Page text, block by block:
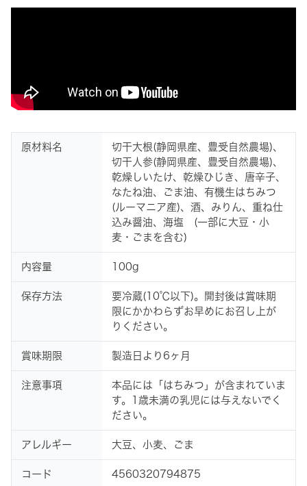
原材料名
切干大根(静岡県産、豊受自然農場)、
切干人参(静岡県産、豊受自然農場)、
乾燥しいたけ、乾燥ひじき、唐辛子、
なたね油、ごま油、有機生はちみつ
(ルーマニア産)、酒、みりん、重ね仕
込み醤油、海塩 (一部に大豆・小
麦・ごまを含む)
内容量 100g
保存方法
要冷蔵(10℃以下)。開封後は賞味期
限にかかわらずお早めにお召し上が
りください。
賞味期限 製造日より6ヶ月
注意事項
本品には「はちみつ」が含まれていま
す。1歳未満の乳児には与えないでく
ださい。
アレルギー 大豆、小麦、ごま
コード 4560320794875